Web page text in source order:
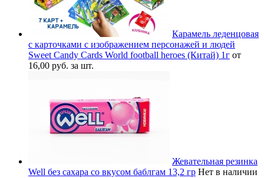
Карамель леденцовая
с карточками с изображением персонажей и людей
Sweet Candy Cards World football heroes (Китай) 1г от
16,00 руб. за шт.
Жевательная резинка
Well без сахара со вкусом баблгам 13,2 гр Нет в наличии